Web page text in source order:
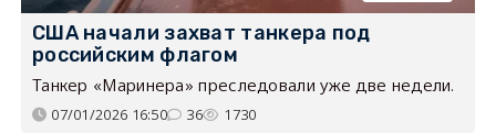
США начали захват танкера под
российским флагом
Танкер «Маринера» преследовали уже две недели.
07/01/2026 16:50 36 1730